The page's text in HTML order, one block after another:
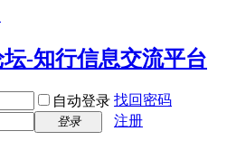
自动登录 找回密码
登录
注册